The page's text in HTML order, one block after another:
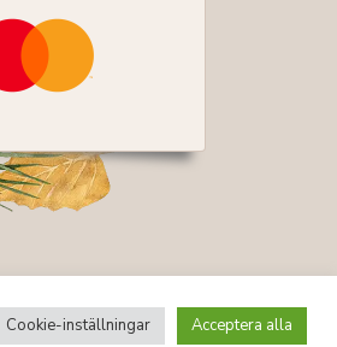
Cookie-inställningar Acceptera alla